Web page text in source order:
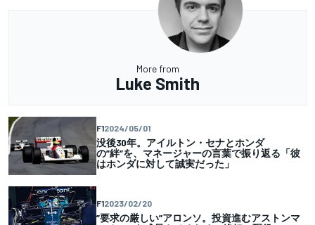
More from
Luke Smith
F12024/05/01
没後30年。アイルトン・セナとホンダ
の”絆”を、マネージャーの言葉で振り返る「彼
はホンダに対して誠実だった」
F12023/02/20
”要求の厳しい”アロンソ。投資進むアストンマ